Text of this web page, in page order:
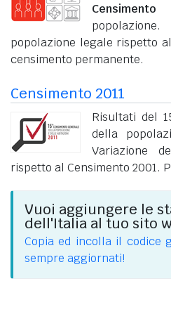
popolazione legale rispetto
censimento permanente.
Censimento 2011
Risultati del
della
Variazione
rispetto al Censimento 2001.
Vuoi aggiungere le
dell'Italia al tuo sito
Copia ed incolla il codice
sempre aggiornati!